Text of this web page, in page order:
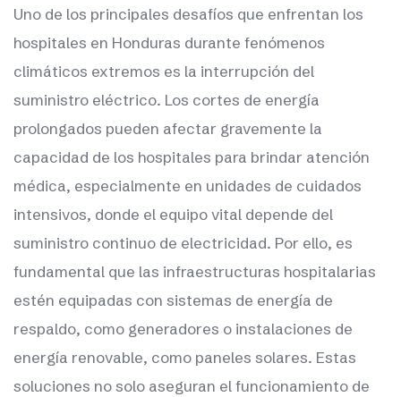
Uno de los principales desafíos que enfrentan los
hospitales en Honduras durante fenómenos
climáticos extremos es la interrupción del
suministro eléctrico. Los cortes de energía
prolongados pueden afectar gravemente la
capacidad de los hospitales para brindar atención
médica, especialmente en unidades de cuidados
intensivos, donde el equipo vital depende del
suministro continuo de electricidad. Por ello, es
fundamental que las infraestructuras hospitalarias
estén equipadas con sistemas de energía de
respaldo, como generadores o instalaciones de
energía renovable, como paneles solares. Estas
soluciones no solo aseguran el funcionamiento de